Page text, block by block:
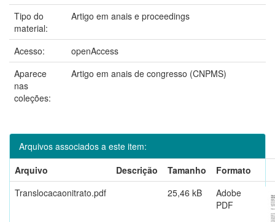
Tipo do
material:
Artigo em anais e proceedings
Acesso:
openAccess
Aparece
nas
coleções:
Artigo em anais de congresso (CNPMS)
Arquivos associados a este item:
Arquivo
Descrição Tamanho
Formato
Translocacaonitrato.pdf
25,46 kB
Adobe
PDF